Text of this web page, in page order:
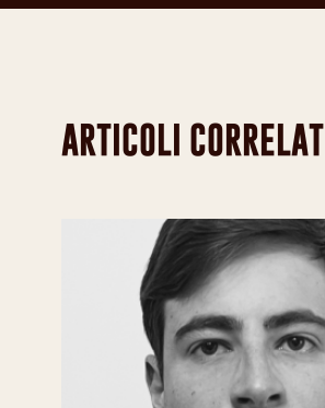
ARTICOLI CORRELATI